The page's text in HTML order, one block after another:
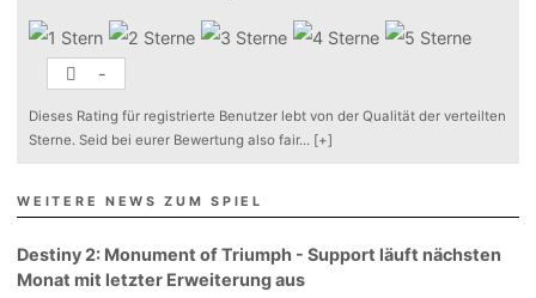
-
Dieses Rating für registrierte Benutzer lebt von der Qualität der verteilten
Sterne. Seid bei eurer Bewertung also fair... [+]
WEITERE NEWS ZUM SPIEL
Destiny 2: Monument of Triumph - Support läuft nächsten
Monat mit letzter Erweiterung aus